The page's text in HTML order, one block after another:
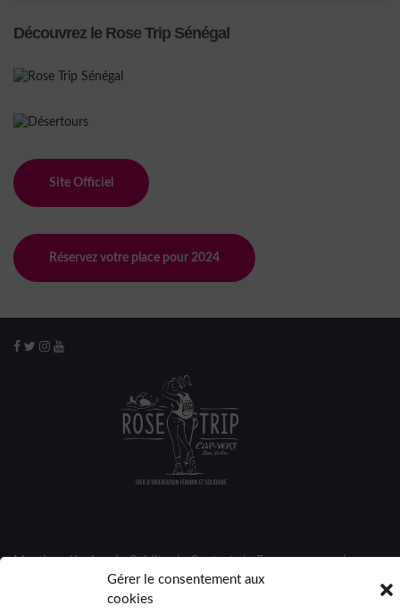
Gérer le consentement aux
cookies
Découvrez le Rose Trip Sénégal
Site Officiel
Réservez votre place pour 2024
Espace participantes